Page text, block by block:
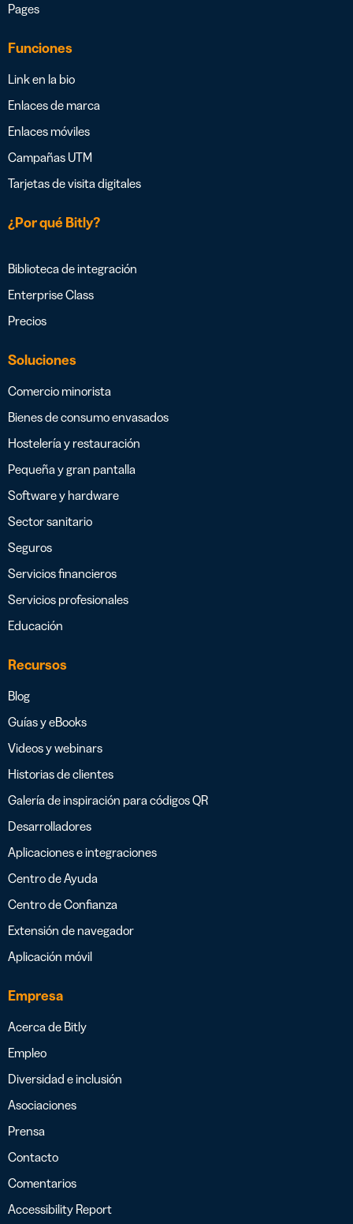
Pages
Funciones
Link en la bio
Enlaces de marca
Enlaces móviles
Campañas UTM
Tarjetas de visita digitales
¿Por qué Bitly?
Biblioteca de integración
Enterprise Class
Precios
Soluciones
Comercio minorista
Bienes de consumo envasados
Hostelería y restauración
Pequeña y gran pantalla
Software y hardware
Sector sanitario
Seguros
Servicios financieros
Servicios profesionales
Educación
Recursos
Blog
Guías y eBooks
Videos y webinars
Historias de clientes
Galería de inspiración para códigos QR
Desarrolladores
Aplicaciones e integraciones
Centro de Ayuda
Centro de Confianza
Extensión de navegador
Aplicación móvil
Empresa
Acerca de Bitly
Empleo
Diversidad e inclusión
Asociaciones
Prensa
Contacto
Comentarios
Accessibility Report